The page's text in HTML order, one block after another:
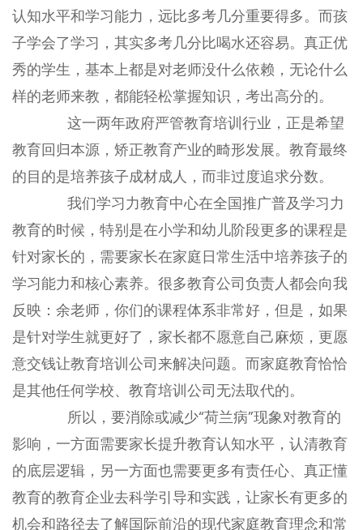
认知水平和学习能力，远比多考几分重要得多。而孩
子学会了学习，其实多考几分比喝水还容易。真正优
秀的学生，基本上都是对老师没什么依赖，无论什么
样的老师来教，都能轻松掌握知识，考出高分的。
这一两年政府严管教育培训行业，正是希望
教育回归本源，矫正教育产业的畸形发展。教育最终
的目的是培养孩子成材成人，而非过度追求分数。
我们学习力教育中心在全国推广普及学习力
教育的时候，特别是在小学和幼儿阶段更多的课程是
针对家长的，需要家长在家庭日常生活中培养孩子的
学习能力和核心素养。很多教育公司负责人都会向我
反映：余老师，你们的课程体系非常好，但是，如果
是针对学生就更好了，家长都不愿意自己麻烦，更愿
意交钱让教育培训公司来解决问题。而家庭教育恰恰
是其他任何学校、教育培训公司无法取代的。
所以，要消除或减少“荷兰病”现象对教育的
影响，一方面需要家长提升教育认知水平，认清教育
的底层逻辑，另一方面也需要更多有责任心、真正懂
教育的教育企业去科学引导和实践，让家长有更多的
机会和路径去了解国际前沿的现代家庭教育理念和常